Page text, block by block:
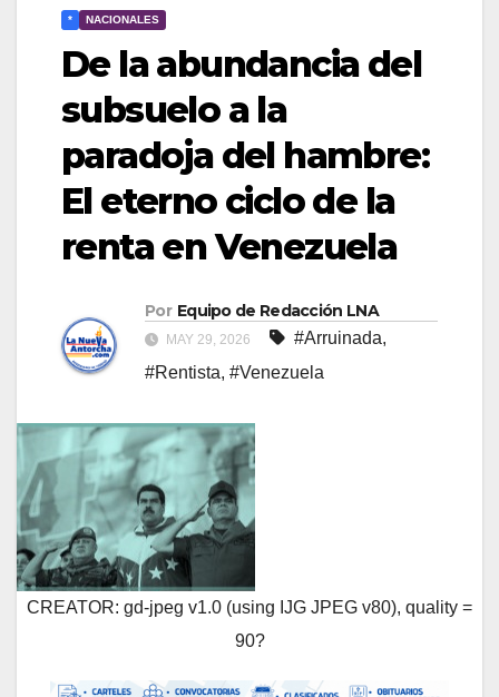
* NACIONALES
De la abundancia del
subsuelo a la
paradoja del hambre:
El eterno ciclo de la
renta en Venezuela
Por Equipo de Redacción LNA
MAY 29, 2026 #Arruinada,
#Rentista, #Venezuela
CREATOR: gd-jpeg v1.0 (using IJG JPEG v80), quality =
90?